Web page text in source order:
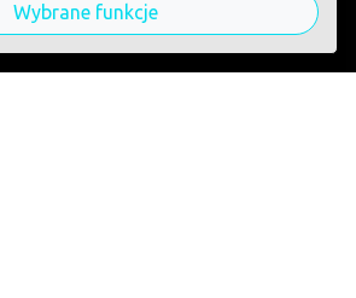
Wybrane funkcje